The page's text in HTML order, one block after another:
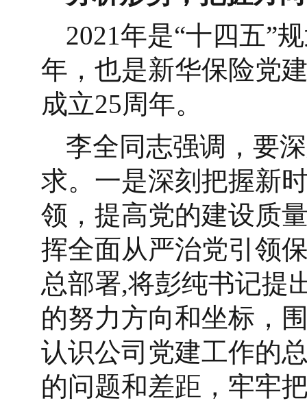
2021年是“十四五”
年，也是新华保险党
成立25周年。
李全同志强调，要
求。一是深刻把握新
领，提高党的建设质
挥全面从严治党引领
总部署,将彭纯书记提
的努力方向和坐标，
认识公司党建工作的
的问题和差距，牢牢